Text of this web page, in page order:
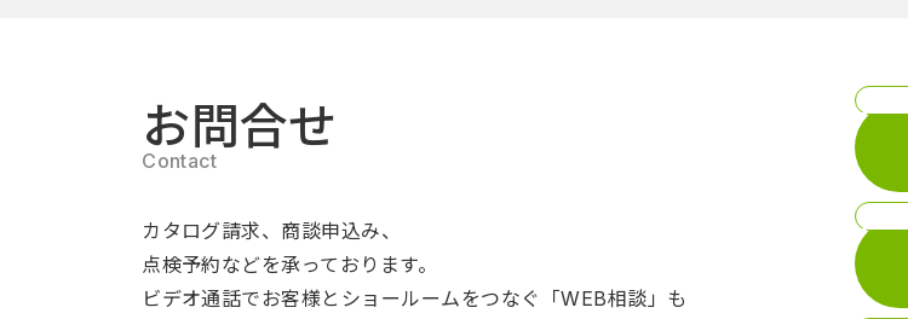
お問合せ
カタログ請求、商談申込み、
点検予約などを承っております。
ビデオ通話でお客様とショールームをつなぐ
「WEB相談」も